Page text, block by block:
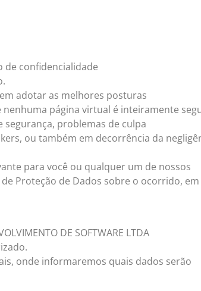
de confidencialidade
em adotar as melhores posturas
página virtual é inteiramente
segurança, problemas de culpa
ou também em decorrência da
para você ou qualquer um de nossos
Proteção de Dados sobre o ocorrido, em
DE SOFTWARE LTDA
onde informaremos quais dados serão